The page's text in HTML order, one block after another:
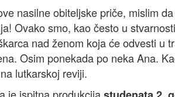
nasilne obiteljske priče, mislim
Ovako smo, kao često u
nad ženom koja će odvesti u
Osim ponekada po neka Ana.
lutkarskoj reviji.